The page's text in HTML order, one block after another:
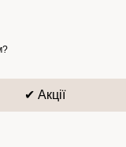
✔ Акції